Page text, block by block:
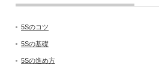
5Sのコツ
5Sの基礎
5Sの進め方